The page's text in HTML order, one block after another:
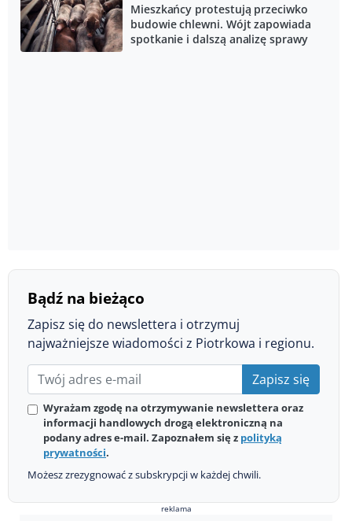
Mieszkańcy protestują przeciwko
budowie chlewni. Wójt zapowiada
spotkanie i dalszą analizę sprawy
Bądź na bieżąco
Zapisz się do newslettera i otrzymuj
najważniejsze wiadomości z Piotrkowa i regionu.
Zapisz się
Wyrażam zgodę na otrzymywanie newslettera oraz
informacji handlowych drogą elektroniczną na
podany adres e-mail. Zapoznałem się z polityką
prywatności.
Możesz zrezygnować z subskrypcji w każdej chwili.
reklama